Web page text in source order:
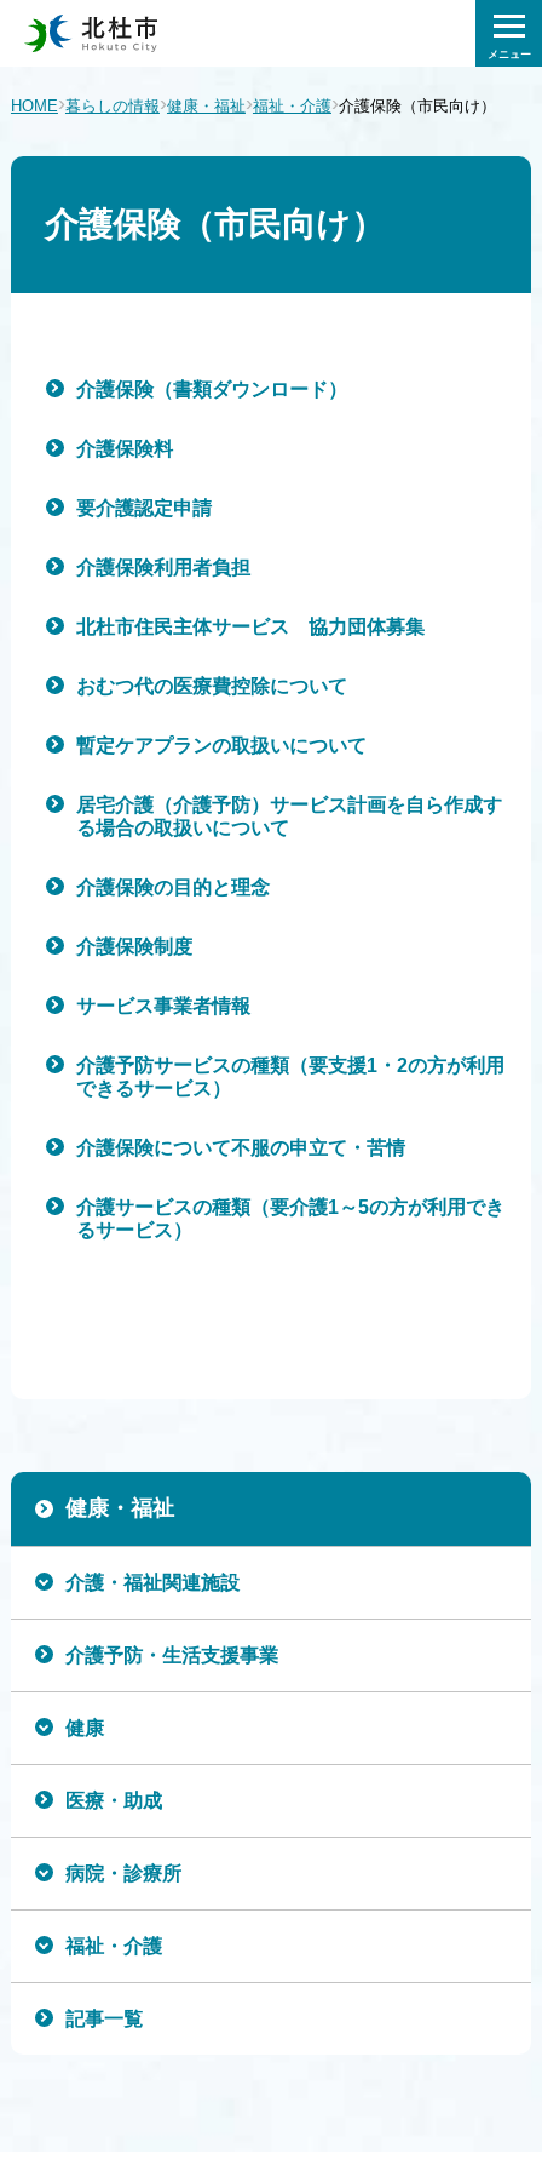
メニュー
HOME›暮らしの情報›健康・福祉›福祉・介護›介護保険（市民向け）
介護保険（市民向け）
介護保険（書類ダウンロード）
介護保険料
要介護認定申請
介護保険利用者負担
北杜市住民主体サービス 協力団体募集
おむつ代の医療費控除について
暫定ケアプランの取扱いについて
居宅介護（介護予防）サービス計画を自ら作成す
る場合の取扱いについて
介護保険の目的と理念
介護保険制度
サービス事業者情報
介護予防サービスの種類（要支援1・2の方が利用
できるサービス）
介護保険について不服の申立て・苦情
介護サービスの種類（要介護1～5の方が利用でき
るサービス）
健康・福祉
介護・福祉関連施設
介護予防・生活支援事業
健康
医療・助成
病院・診療所
福祉・介護
記事一覧